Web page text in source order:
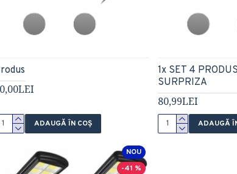
ADAUGĂ ÎN COŞ
1x SET 4
SURPRIZA
80,99LEI
ADAUGĂ
NOU
-41 %